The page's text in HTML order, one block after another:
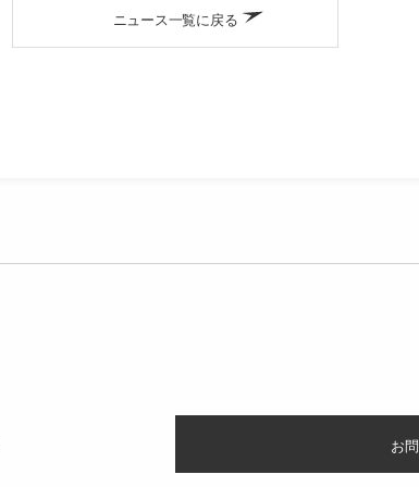
ニュース一覧に戻る
お